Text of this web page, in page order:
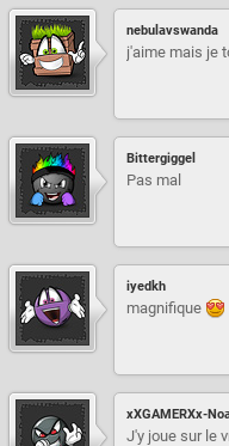
nebulavswanda
j'aime mais je
Bittergiggel
Pas mal
iyedkh
magnifique
xXGAMERXx-
J'y joue sur le